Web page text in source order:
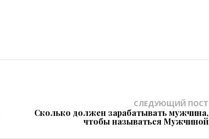
СЛЕДУЮЩИЙ ПОСТ
Сколько должен зарабатывать мужчина,
чтобы называться Мужчиной